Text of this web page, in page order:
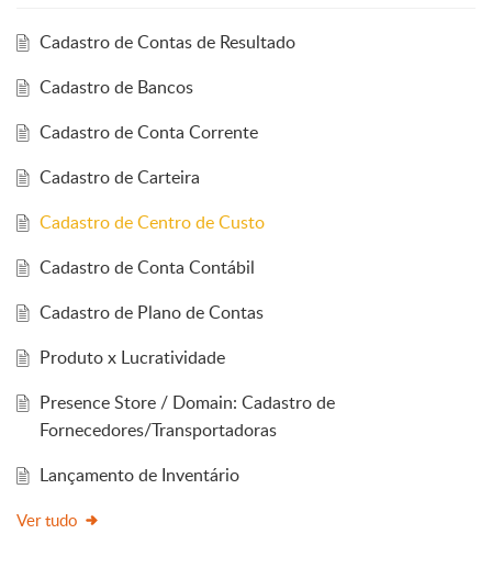
Cadastro de Contas de Resultado
Cadastro de Bancos
Cadastro de Conta Corrente
Cadastro de Carteira
Cadastro de Centro de Custo
Cadastro de Conta Contábil
Cadastro de Plano de Contas
Produto x Lucratividade
Presence Store / Domain: Cadastro de
Fornecedores/Transportadoras
Lançamento de Inventário
Ver tudo